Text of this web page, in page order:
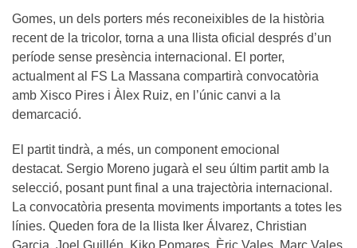
Gomes, un dels porters més reconeixibles de la història
recent de la tricolor, torna a una llista oficial després d’un
període sense presència internacional. El porter,
actualment al FS La Massana compartirà convocatòria
amb Xisco Pires i Àlex Ruiz, en l’únic canvi a la
demarcació.
El partit tindrà, a més, un component emocional
destacat. Sergio Moreno jugarà el seu últim partit amb la
selecció, posant punt final a una trajectòria internacional.
La convocatòria presenta moviments importants a totes les
línies. Queden fora de la llista Iker Álvarez, Christian
Garcia, Joel Guillén, Kiko Pomares, Èric Vales, Marc Vales